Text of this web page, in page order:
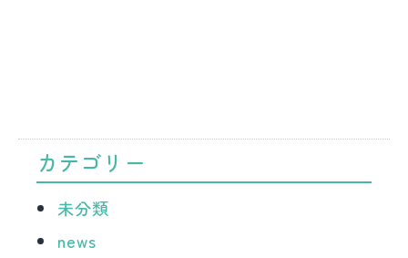
カテゴリー
未分類
news